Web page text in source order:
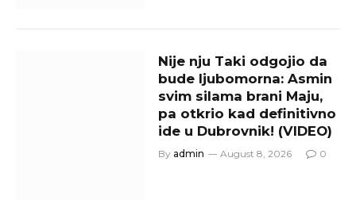
Nije nju Taki odgojio da
bude ljubomorna: Asmin
svim silama brani Maju,
pa otkrio kad definitivno
ide u Dubrovnik! (VIDEO)
By admin August 8, 2026 0